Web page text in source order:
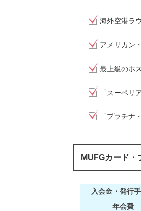
海外空港ラ
アメリカン
最上級のホ
「スーペリ
「プラチナ
MUFGカード
入会金・発行
年会費